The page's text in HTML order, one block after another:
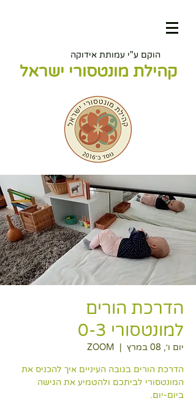
הוקם ע"י עמותת אידוקה
קהילת מונטסורי ישראל
הדרכת הורים
למונטסורי 0-3
יום ו׳, 08 במרץ
  |
ZOOM
הדרכת הורים בגובה העיניים איך להכניס את
המונטסורי לביתכם ולהטמיע את הגישה
ביום-יום.